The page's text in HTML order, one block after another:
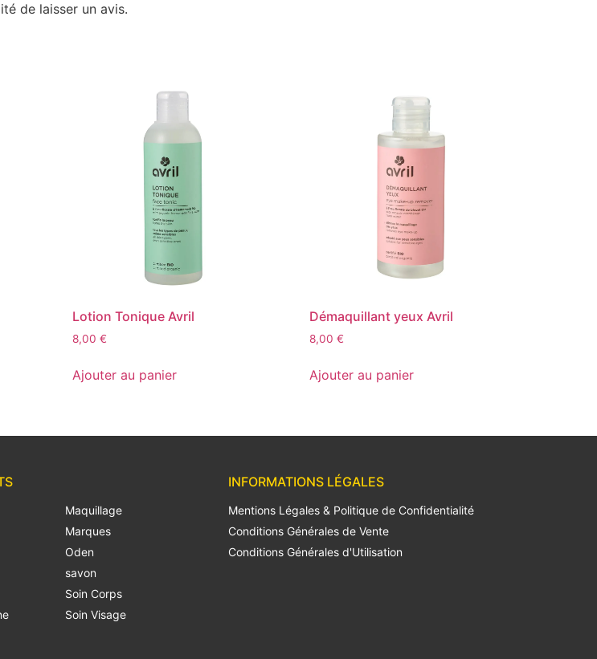
de laisser un avis.
Lotion Tonique Avril
8,00€
Ajouter au panier
Démaquillant yeux Avril
8,00€
Ajouter au panier
Maquillage
Marques
Oden
savon
Soin Corps
Soin Visage
INFORMATIONS LÉGALES
Mentions Légales & Politique de Confidentialité
Conditions Générales de Vente
Conditions Générales d'Utilisation